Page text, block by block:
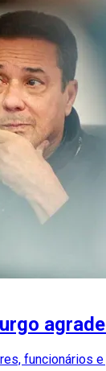
funcionários